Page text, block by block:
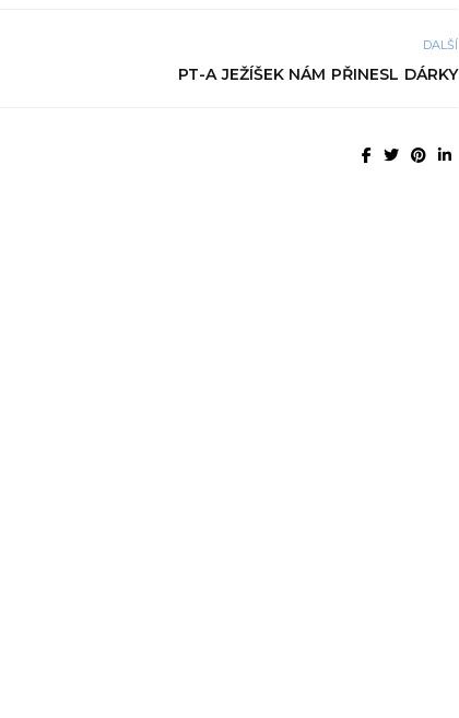
DALŠÍ
PT-A JEŽÍŠEK NÁM PŘINESL DÁRKY